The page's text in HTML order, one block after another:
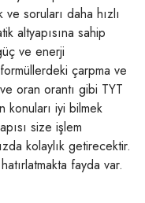
soruları daha hızlı
altyapısına sahip
ve enerji
çarpma ve
oran orantı gibi TYT
konuları iyi bilmek
size işlem
kolaylık getirecektir.
fayda var.